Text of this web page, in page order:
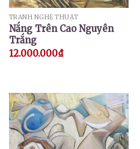
TRANH NGHỆ THUẬT
Nắng Trên Cao Nguyên
Trắng
12.000.000₫